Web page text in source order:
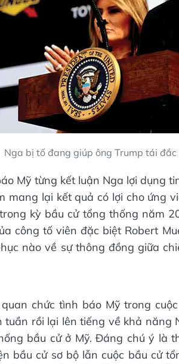
Nga bị tố đang giúp ông Trump tái
Mỹ từng kết luận Nga lợi dụng
mang lại kết quả có lợi cho ứng
kỳ bầu cử tổng thống năm
công tố viên đặc biệt Robert
nào về sự thông đồng giữa
chức tình báo Mỹ trong
rồi lại lên tiếng về khả năng
bầu cử ở Mỹ. Đáng chú ý là
bầu cử sơ bộ lẫn cuộc bầu cử